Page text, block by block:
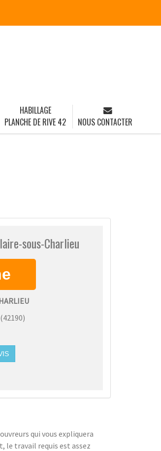
HABILLAGE
PLANCHE DE RIVE 42
NOUS CONTACTER
sous-Charlieu
(42190)
qui vous expliquera
le travail requis est assez